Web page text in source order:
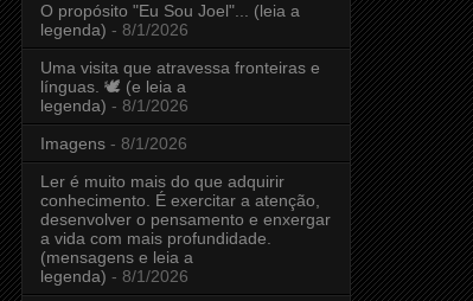
O propósito "Eu Sou Joel"... (leia a
legenda) - 8/1/2026
Uma visita que atravessa fronteiras e
línguas. 🕊️ (e leia a
legenda) - 8/1/2026
Imagens - 8/1/2026
Ler é muito mais do que adquirir
conhecimento. É exercitar a atenção,
desenvolver o pensamento e enxergar
a vida com mais profundidade.
(mensagens e leia a
legenda) - 8/1/2026